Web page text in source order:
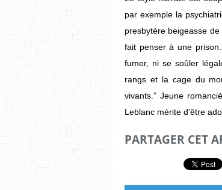
par exemple la
presbytère beigeasse
fait penser à une
fumer, ni se soûler
rangs et la cage du
vivants.” Jeune
Leblanc mérite d'être
PARTAGER CET